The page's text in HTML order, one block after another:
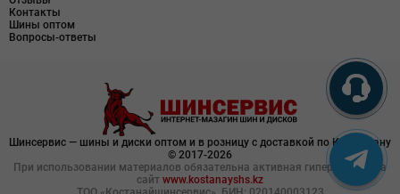
Контакты
Шины оптом
Вопросы-ответы
Шинсервис — шины и диски оптом и в розницу с доставкой по Казахстану
© 2017-2026
При использовании материалов обязательна активная гиперссылка на
сайт www.kostanayshs.kz